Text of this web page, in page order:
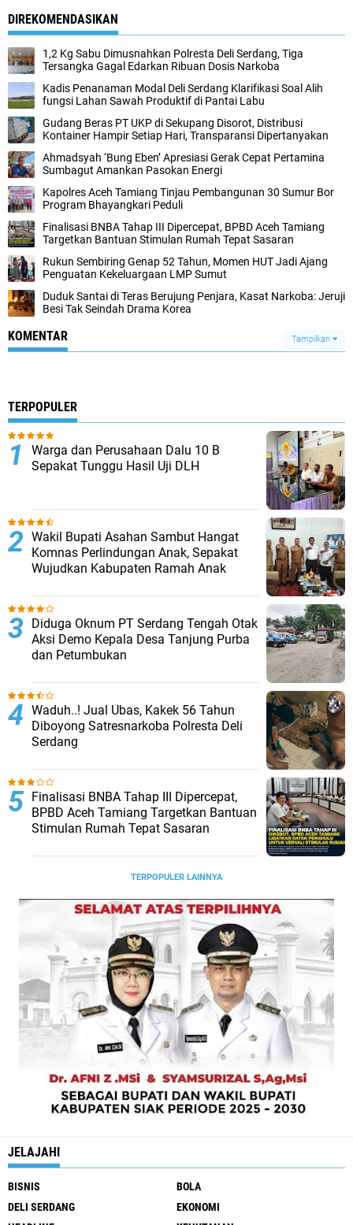
DIREKOMENDASIKAN
1,2 Kg Sabu Dimusnahkan Polresta Deli Serdang, Tiga
Tersangka Gagal Edarkan Ribuan Dosis Narkoba
Kadis Penanaman Modal Deli Serdang Klarifikasi Soal Alih
fungsi Lahan Sawah Produktif di Pantai Labu
Gudang Beras PT UKP di Sekupang Disorot, Distribusi
Kontainer Hampir Setiap Hari, Transparansi Dipertanyakan
Ahmadsyah ‘Bung Eben’ Apresiasi Gerak Cepat Pertamina
Sumbagut Amankan Pasokan Energi
Kapolres Aceh Tamiang Tinjau Pembangunan 30 Sumur Bor
Program Bhayangkari Peduli
Finalisasi BNBA Tahap III Dipercepat, BPBD Aceh Tamiang
Targetkan Bantuan Stimulan Rumah Tepat Sasaran
Rukun Sembiring Genap 52 Tahun, Momen HUT Jadi Ajang
Penguatan Kekeluargaan LMP Sumut
Duduk Santai di Teras Berujung Penjara, Kasat Narkoba: Jeruji
Besi Tak Seindah Drama Korea
KOMENTAR Tampilkan
TERPOPULER
Warga dan Perusahaan Dalu 10 B
Sepakat Tunggu Hasil Uji DLH
Wakil Bupati Asahan Sambut Hangat
Komnas Perlindungan Anak, Sepakat
Wujudkan Kabupaten Ramah Anak
Diduga Oknum PT Serdang Tengah Otak
Aksi Demo Kepala Desa Tanjung Purba
dan Petumbukan
Waduh..! Jual Ubas, Kakek 56 Tahun
Diboyong Satresnarkoba Polresta Deli
Serdang
Finalisasi BNBA Tahap III Dipercepat,
BPBD Aceh Tamiang Targetkan Bantuan
Stimulan Rumah Tepat Sasaran
TERPOPULER LAINNYA
JELAJAHI
BISNIS
BOLA
DELI SERDANG
EKONOMI